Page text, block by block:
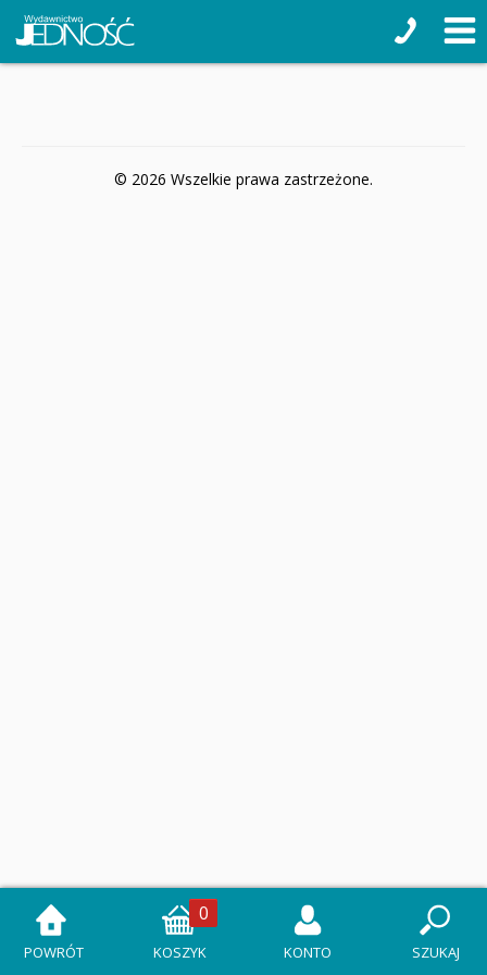
© 2026 Wszelkie prawa zastrzeżone.
POWRÓT
0
KOSZYK KONTO SZUKAJ